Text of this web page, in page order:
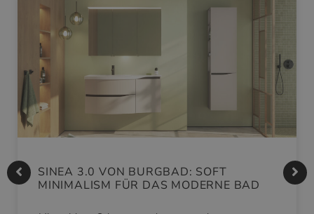
SINEA 3.0 VON BURGBAD: SOFT
MINIMALISM FÜR DAS MODERNE BAD